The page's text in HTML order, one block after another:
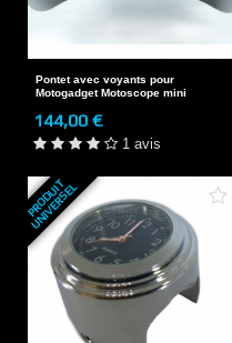
Pontet avec voyants pour
Motogadget Motoscope mini
144,00 €
1 avis
P
R
O
D
U
I
T
U
N
I
V
E
R
S
E
L